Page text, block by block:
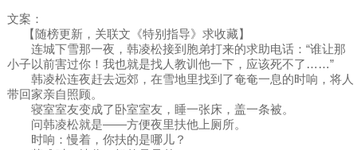
文案：
【随榜更新，关联文《特别指导》求收藏】
连城下雪那一夜，韩凌松接到胞弟打来的求助电话：“谁让那
小子以前害过你！我也就是找人教训他一下，应该死不了……”
韩凌松连夜赶去远郊，在雪地里找到了奄奄一息的时响，将人
带回家亲自照顾。
寝室室友变成了卧室室友，睡一张床，盖一条被。
问韩凌松就是——方便夜里扶他上厕所。
时响：慢着，你扶的是哪儿？